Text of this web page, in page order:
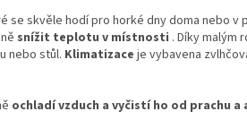
se skvěle hodí pro horké dny doma nebo v
snížit teplotu v místnosti . Díky malým
nebo stůl. Klimatizace je vybavena
ochladí vzduch a vyčistí ho od prachu a